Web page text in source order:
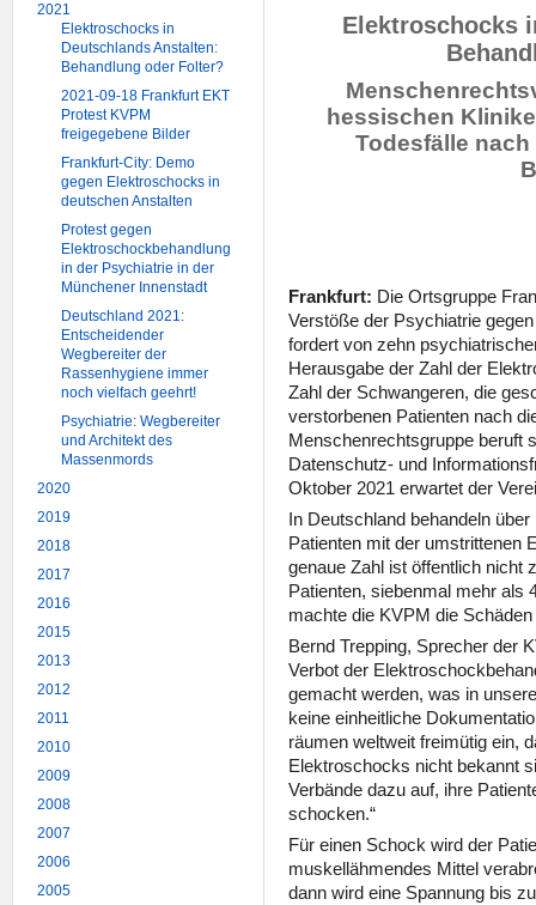
2021
Elektroschocks in
Deutschlands Anstalten:
Behandlung oder Folter?
2021-09-18 Frankfurt EKT
Protest KVPM
freigegebene Bilder
Frankfurt-City: Demo
gegen Elektroschocks in
deutschen Anstalten
Protest gegen
Elektroschockbehandlung
in der Psychiatrie in der
Münchener Innenstadt
Deutschland 2021:
Entscheidender
Wegbereiter der
Rassenhygiene immer
noch vielfach geehrt!
Psychiatrie: Wegbereiter
und Architekt des
Massenmords
2020
2019
2018
2017
2016
2015
2013
2012
2011
2010
2009
2008
2007
2006
2005
Elektroschocks
hessischen
Todesfälle
Frankfurt: Die Ortsgruppe
Verstöße der Psychiatrie
fordert von zehn
Herausgabe der Zahl der
Zahl der Schwangeren, die
verstorbenen Patienten nach
Menschenrechtsgruppe beruft
Datenschutz- und
Oktober 2021 erwartet der
In Deutschland behandeln
Patienten mit der umstrittenen
genaue Zahl ist öffentlich nicht
Patienten, siebenmal mehr als
machte die KVPM die
Bernd Trepping, Sprecher der
Verbot der
gemacht werden, was in
keine einheitliche
räumen weltweit freimütig ein,
Elektroschocks nicht bekannt
Verbände dazu auf, ihre
schocken.“
Für einen Schock wird der
muskellähmendes Mittel
dann wird eine Spannung bis